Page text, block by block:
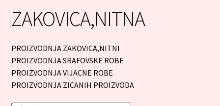
KORPA
PRODAVNICA
Плаћање
ZAKOVICA,NITNA
PROIZVODNJA ZAKOVICA,NITNI
PROIZVODNJA SRAFOVSKE ROBE
PROIZVODNJA VIJACNE ROBE
PROIZVODNJA ZICANIH PROIZVODA